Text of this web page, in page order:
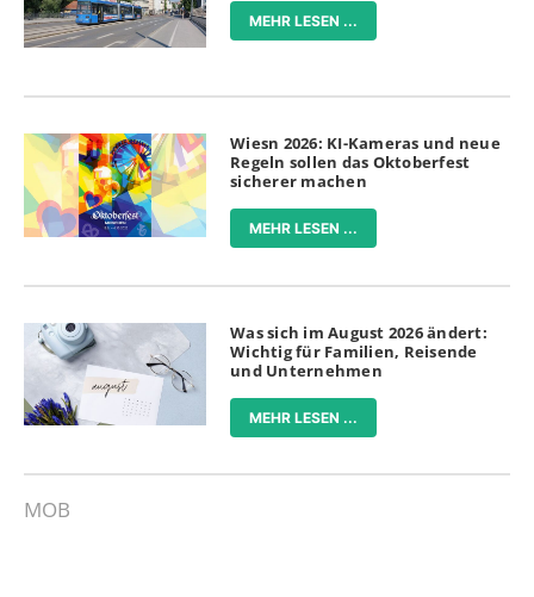
MEHR LESEN ...
Wiesn 2026: KI-Kameras und neue
Regeln sollen das Oktoberfest
sicherer machen
MEHR LESEN ...
Was sich im August 2026 ändert:
Wichtig für Familien, Reisende
und Unternehmen
MEHR LESEN ...
MOB